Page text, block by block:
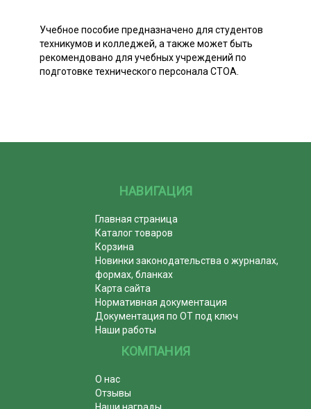
Учебное пособие предназначено для студентов
техникумов и колледжей, а также может быть
рекомендовано для учебных учреждений по
подготовке технического персонала СТОА.
НАВИГАЦИЯ
Главная страница
Каталог товаров
Корзина
Новинки законодательства о журналах,
формах, бланках
Карта сайта
Нормативная документация
Документация по ОТ под ключ
Наши работы
КОМПАНИЯ
О нас
Отзывы
Наши награды